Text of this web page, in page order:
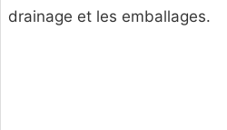
drainage et les emballages.